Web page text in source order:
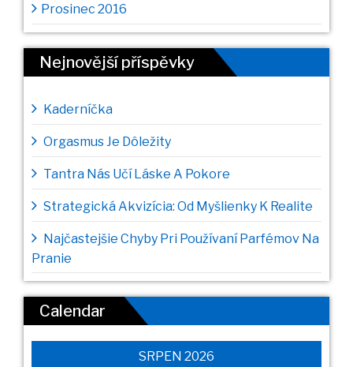
Prosinec 2016
Nejnovější příspěvky
Kaderníčka
Orgasmus Je Dôležity
Tantra Nás Učí Láske A Pokore
Strategická Akvizícia: Od Myšlienky K Realite
Najčastejšie Chyby Pri Používaní Parfémov Na
Pranie
Calendar
SRPEN 2026